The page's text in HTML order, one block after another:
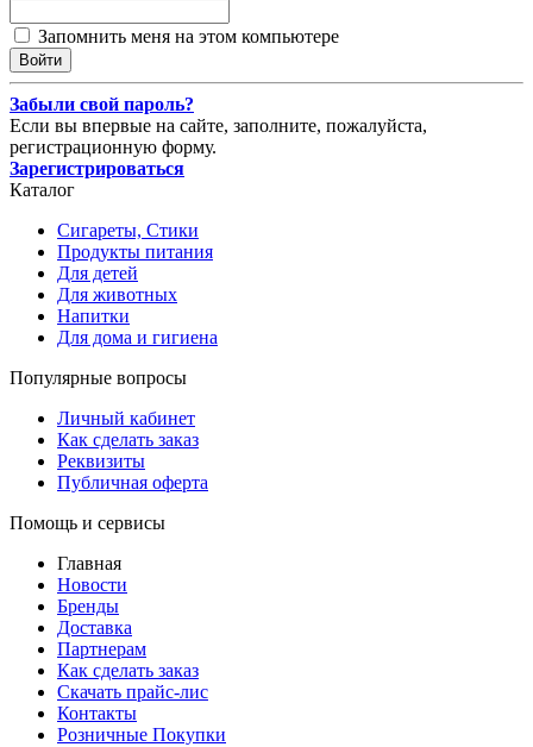
Запомнить меня на этом компьютере
Забыли свой пароль?
Если вы впервые на сайте, заполните, пожалуйста,
регистрационную форму.
Зарегистрироваться
Каталог
Сигареты, Стики
Продукты питания
Для детей
Для животных
Напитки
Для дома и гигиена
Популярные вопросы
Личный кабинет
Как сделать заказ
Реквизиты
Публичная оферта
Помощь и сервисы
Главная
Новости
Бренды
Доставка
Партнерам
Как сделать заказ
Скачать прайс-лис
Контакты
Розничные Покупки